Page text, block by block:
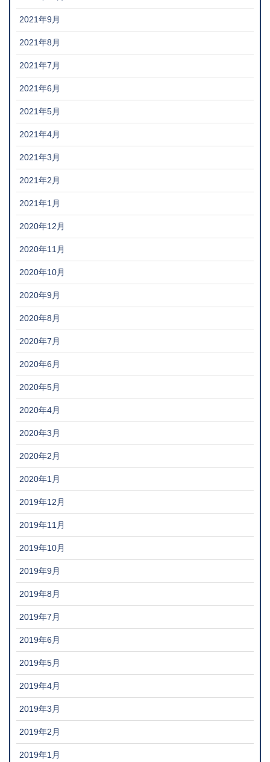
2021年9月
2021年8月
2021年7月
2021年6月
2021年5月
2021年4月
2021年3月
2021年2月
2021年1月
2020年12月
2020年11月
2020年10月
2020年9月
2020年8月
2020年7月
2020年6月
2020年5月
2020年4月
2020年3月
2020年2月
2020年1月
2019年12月
2019年11月
2019年10月
2019年9月
2019年8月
2019年7月
2019年6月
2019年5月
2019年4月
2019年3月
2019年2月
2019年1月